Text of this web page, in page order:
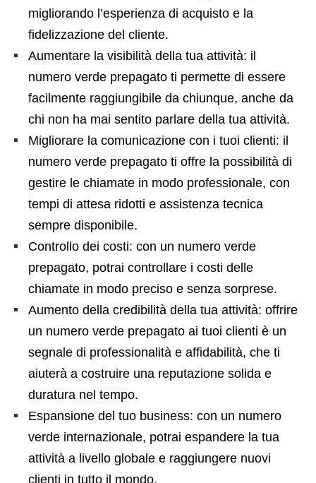
migliorando l’esperienza di acquisto e la
fidelizzazione del cliente.
Aumentare la visibilità della tua attività: il
numero verde prepagato ti permette di essere
facilmente raggiungibile da chiunque, anche da
chi non ha mai sentito parlare della tua attività.
Migliorare la comunicazione con i tuoi clienti: il
numero verde prepagato ti offre la possibilità di
gestire le chiamate in modo professionale, con
tempi di attesa ridotti e assistenza tecnica
sempre disponibile.
Controllo dei costi: con un numero verde
prepagato, potrai controllare i costi delle
chiamate in modo preciso e senza sorprese.
Aumento della credibilità della tua attività: offrire
un numero verde prepagato ai tuoi clienti è un
segnale di professionalità e affidabilità, che ti
aiuterà a costruire una reputazione solida e
duratura nel tempo.
Espansione del tuo business: con un numero
verde internazionale, potrai espandere la tua
attività a livello globale e raggiungere nuovi
clienti in tutto il mondo.